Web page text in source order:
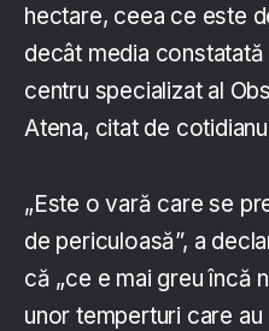
hectare, ceea ce este
decât media
centru specializat al
Atena, citat de
„Este o vară care se
de periculoasă”, a
că „ce e mai greu încă
unor temperturi care